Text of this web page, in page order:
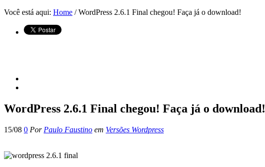
Você está aqui: Home / WordPress 2.6.1 Final chegou! Faça já o download!
WordPress 2.6.1 Final chegou! Faça já o download!
15/08 0 Por Paulo Faustino em Versões Wordpress